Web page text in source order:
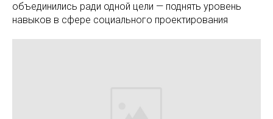
объединились ради одной цели — поднять уровень
навыков в сфере социального проектирования